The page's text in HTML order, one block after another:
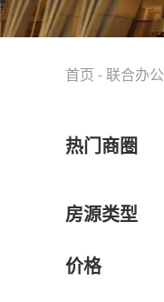
首页 -联合办公
热门商圈
房源类型
价格